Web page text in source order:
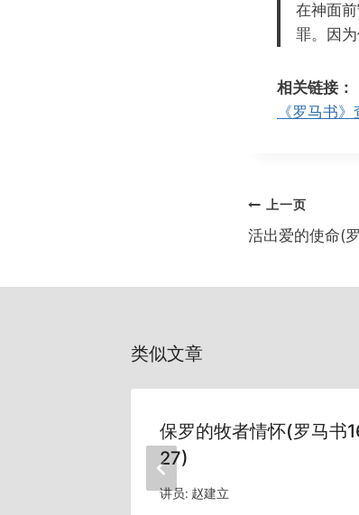
在神面
罪。因
相关链接：
《罗马书
文
章
航
上一页
活出爱的使命(
类似文章
保罗的牧者情怀(罗马书
27)
讲员: 赵建立